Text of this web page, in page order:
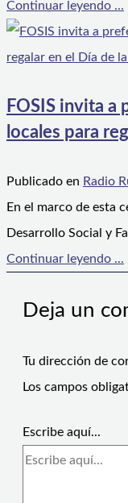
Continuar leyendo ...
FOSIS invita
locales para
Publicado en Radio
En el marco de esta
Desarrollo Social y
Continuar leyendo ...
Deja un
Tu dirección de
Los campos
Escribe aquí...